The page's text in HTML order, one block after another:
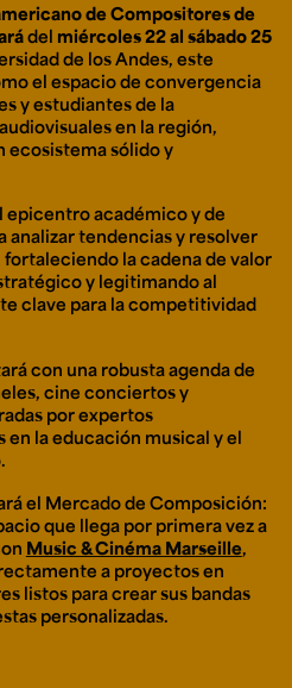
de Compositores de
del miércoles 22 al sábado 25
de los Andes, este
el espacio de convergencia
y estudiantes de la
en la región,
ecosistema sólido y
epicentro académico y de
analizar tendencias y resolver
fortaleciendo la cadena de valor
y legitimando al
clave para la competitividad
con una robusta agenda de
cine conciertos y
por expertos
la educación musical y el
el Mercado de Composición:
que llega por primera vez a
Music & Cinéma Marseille,
a proyectos en
listos para crear sus bandas
personalizadas.